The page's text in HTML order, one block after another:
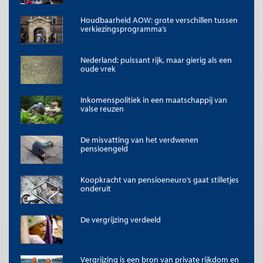
armoede aanzienlijk minder is.
Figuur 2: Huishoudens (langdurig)
inkomensgrens, naar leeftijd van de hoofdkostwinner,
2011 (in procenten, voorlopige cijfers)
*Huishoudens met niet alleen in 2011, maar ook in de jaren 2008-2010
een laag inkomen. Bron: SCP,
Armoedesignalement 2012
Stereotype beelden over 65-plussers
Houdbaarheid AOW: grote verschillen tussen
verkiezingsprogramma’s
Nederland: puissant rijk, maar gierig als een
oude vrek
Inkomenspolitiek in een maatschappij van
valse reuzen
De misvatting van het verdwenen
pensioengeld
Koopkracht van pensioeneuro’s gaat stilletjes
onderuit
De vergrijzing verdeeld
Vergrijzing is een bron van private rijkdom en